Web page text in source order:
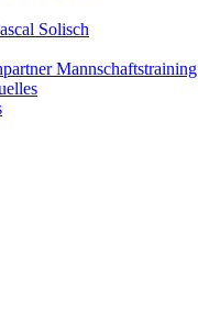
Solisch
Mannschaftstraining